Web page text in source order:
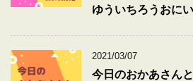
ゆういちろうおに
2021/03/07
今日のおかあさん